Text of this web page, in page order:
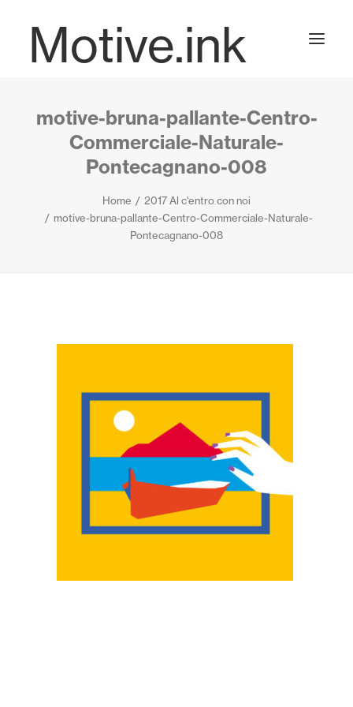
Motive.ink
Projects
Journal
motive-bruna-pallante-Centro-
Commerciale-Naturale-
Pontecagnano-008
Home
2017 Al c'entro con noi
motive-bruna-pallante-Centro-Commerciale-Naturale-
Pontecagnano-008